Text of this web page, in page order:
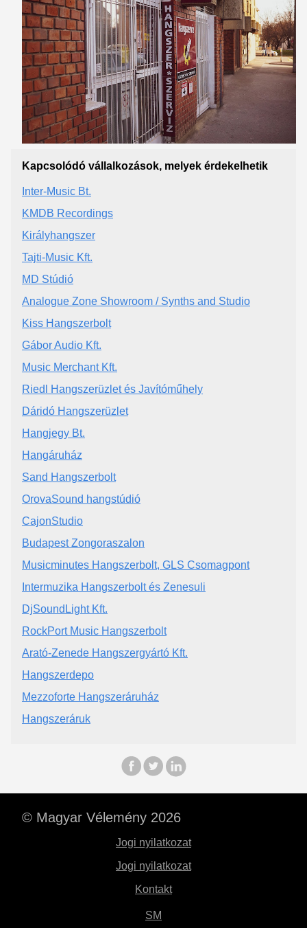
Kapcsolódó vállalkozások, melyek érdekelhetik
Inter-Music Bt.
KMDB Recordings
Királyhangszer
Tajti-Music Kft.
MD Stúdió
Analogue Zone Showroom / Synths and Studio
Kiss Hangszerbolt
Gábor Audio Kft.
Music Merchant Kft.
Riedl Hangszerüzlet és Javítóműhely
Dáridó Hangszerüzlet
Hangjegy Bt.
Hangáruház
Sand Hangszerbolt
OrovaSound hangstúdió
CajonStudio
Budapest Zongoraszalon
Musicminutes Hangszerbolt, GLS Csomagpont
Intermuzika Hangszerbolt és Zenesuli
DjSoundLight Kft.
RockPort Music Hangszerbolt
Arató-Zenede Hangszergyártó Kft.
Hangszerdepo
Mezzoforte Hangszeráruház
Hangszeráruk
© Magyar Vélemény 2026
Jogi nyilatkozat
Jogi nyilatkozat
Kontakt
SM